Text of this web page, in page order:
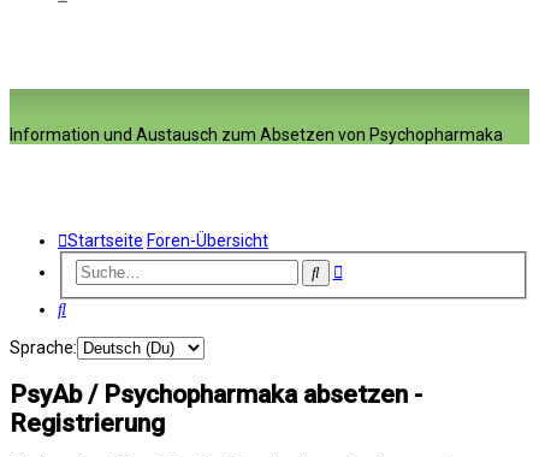
Information und Austausch zum Absetzen von Psychopharmaka
Startseite Foren-Übersicht
SucheErweiterte
Suche
Sprache:
PsyAb / Psychopharmaka absetzen -
Registrierung